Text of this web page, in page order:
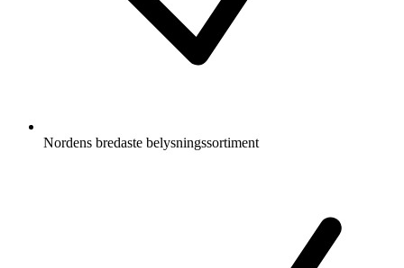
Nordens bredaste belysningssortiment